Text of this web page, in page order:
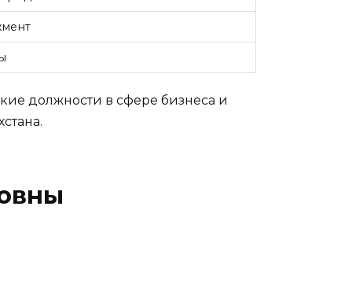
должности в сфере бизнеса и